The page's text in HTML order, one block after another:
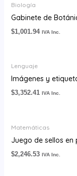
Biología
Gabinete de
$1,001.94 IVA Inc.
Lenguaje
Imágenes y
$3,352.41 IVA Inc.
Matemáticas
Juego de sellos en
$2,246.53 IVA Inc.